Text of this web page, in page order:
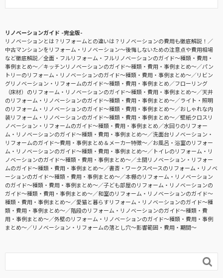
リノベーションガイド -完全版-
リノベーションとは？リフォームとの違いは？リノベーションの費用も徹底解説！
中古マンションをリフォーム・リノベーション〜後悔しないための注意点や費用相場
など徹底解説
全面・フルリフォーム・フルリノベーションのガイド〜種類・費用・
事例まとめ〜
キッチンリノベーションのガイド〜種類・費用・事例まとめ〜
パン
トリーのリフォーム・リノベーションのガイド〜種類・費用・事例まとめ〜
リビン
グリノベーション・リフォームのガイド〜種類・費用・事例まとめ
フローリング
（床材）のリフォーム・リノベーションのガイド〜種類・費用・事例まとめ〜
天井
のリフォーム・リノベーションのガイド〜種類・費用・事例まとめ〜
ライト・照明
のリフォーム・リノベーションのガイド〜種類・費用・事例まとめ〜
おしゃれな内
装リフォーム・リノベーションのガイド〜種類・費用・事例まとめ〜
壁紙クロスリ
ノベーション・リフォームのガイド〜種類・費用・事例まとめ
水回りのリフォー
ム・リノベーションのガイド〜種類・費用・事例まとめ〜
洗面台リノベーション・
リフォームのガイド〜費用・事例まとめ＆メーカー特徴〜
お風呂・浴室のリフォー
ム・リノベーションのガイド〜種類・費用・事例まとめ〜
トイレのリフォーム・リ
ノベーションのガイド〜種類・費用・事例まとめ〜
土間リノベーション・リフォー
ムのガイド〜種類・費用・事例まとめ〜
書斎・ワークスペースのリフォーム・リノベ
ーションのガイド〜種類・費用・事例まとめ〜
本棚のリフォーム・リノベーション
のガイド〜種類・費用・事例まとめ〜
子ども部屋のリフォーム・リノベーションの
ガイド〜種類・費用・事例まとめ〜
和室のリフォーム・リノベーションのガイド〜
種類・費用・事例まとめ〜
愛猫と暮らすリフォーム・リノベーションのガイド〜種
類・費用・事例まとめ〜
階段のリフォーム・リノベーションのガイド〜種類・費
用・事例まとめ〜
外壁のリフォーム・リノベーションのガイド〜種類・費用・事例
まとめ〜
リノベーション・リフォームの落とし穴～影響範囲・費用・期間～
